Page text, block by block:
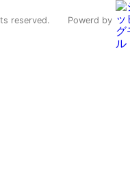
reserved. Powerd by